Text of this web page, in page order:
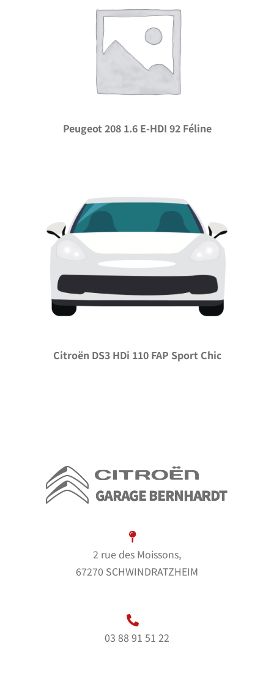
Peugeot 208 1.6 E-HDI 92 Féline
Citroën DS3 HDi 110 FAP Sport Chic
2 rue des Moissons,
67270 SCHWINDRATZHEIM
03 88 91 51 22